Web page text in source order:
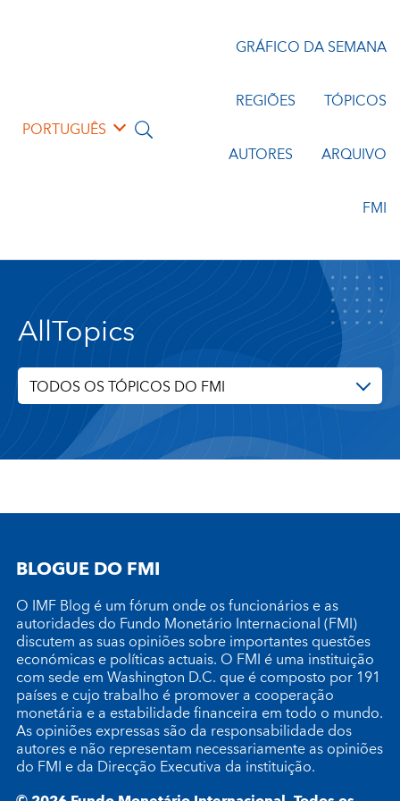
PORTUGUÊS
GRÁFICO DA SEMANA
REGIÕES TÓPICOS
AUTORES ARQUIVO
FMI
AllTopics
TODOS OS TÓPICOS DO FMI
BLOGUE DO FMI
O IMF Blog é um fórum onde os funcionários e as
autoridades do Fundo Monetário Internacional (FMI)
discutem as suas opiniões sobre importantes questões
económicas e políticas actuais. O FMI é uma instituição
com sede em Washington D.C. que é composto por 191
países e cujo trabalho é promover a cooperação
monetária e a estabilidade financeira em todo o mundo.
As opiniões expressas são da responsabilidade dos
autores e não representam necessariamente as opiniões
do FMI e da Direcção Executiva da instituição.